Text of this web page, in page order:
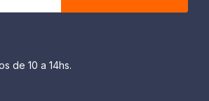
de 10 a 14hs.